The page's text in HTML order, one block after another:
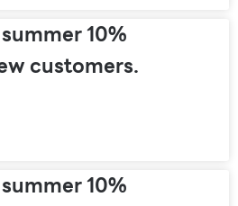
10%
customers.
10%